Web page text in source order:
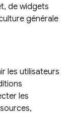
de widgets
générale
les utilisateurs
les